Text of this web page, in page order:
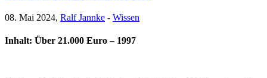
08. Mai 2024, Ralf Jannke - Wissen
Inhalt: Über 21.000 Euro – 1997